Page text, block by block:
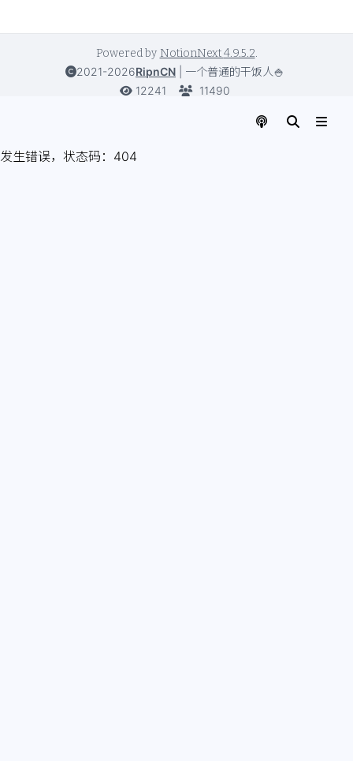
Powered by NotionNext4.9.5.2.
2021-2026RipnCN
一个普通的干饭人🍚
12241
11490
发生错误，状态码： 404